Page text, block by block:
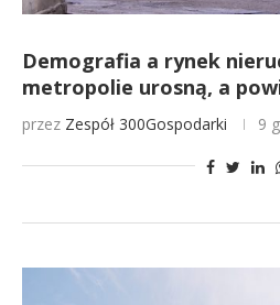
Demografia a rynek
metropolie urosną, a
przez Zespół 300Gospodarki 9